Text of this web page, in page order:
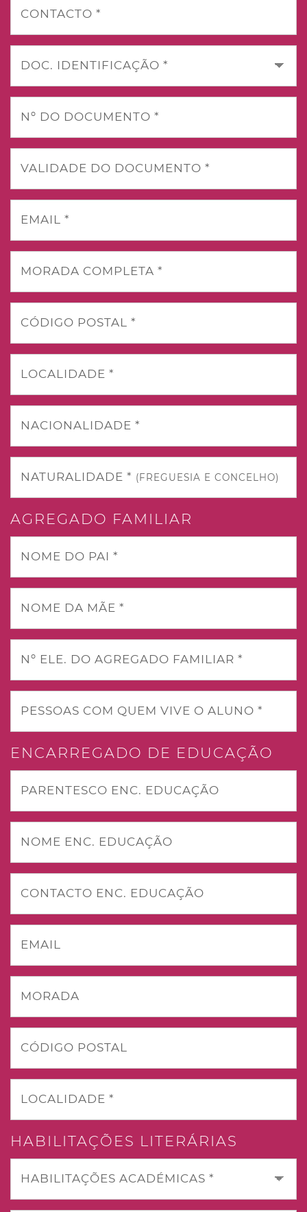
CONTACTO *
DOC. IDENTIFICAÇÃO *
Nº DO DOCUMENTO *
VALIDADE DO DOCUMENTO *
EMAIL *
MORADA COMPLETA *
CÓDIGO POSTAL *
LOCALIDADE *
NACIONALIDADE *
NATURALIDADE * (FREGUESIA E CONCELHO)
AGREGADO FAMILIAR
NOME DO PAI *
NOME DA MÃE *
Nº ELE. DO AGREGADO FAMILIAR *
PESSOAS COM QUEM VIVE O ALUNO *
ENCARREGADO DE EDUCAÇÃO
PARENTESCO ENC. EDUCAÇÃO
NOME ENC. EDUCAÇÃO
CONTACTO ENC. EDUCAÇÃO
EMAIL
MORADA
CÓDIGO POSTAL
LOCALIDADE *
HABILITAÇÕES LITERÁRIAS
HABILITAÇÕES ACADÉMICAS *